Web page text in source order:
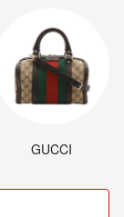
GUCCI